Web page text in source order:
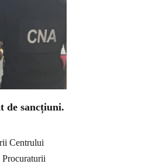
de sancțiuni.
Centrului